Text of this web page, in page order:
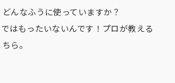
んなふうに使っていますか？
はもったいないんです！プロが教える
ら。